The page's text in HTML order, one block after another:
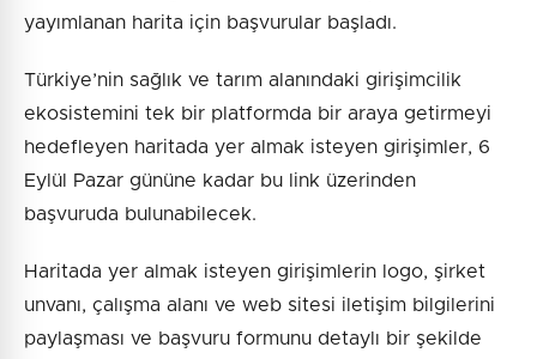
yayımlanan harita için başvurular başladı.
Türkiye’nin sağlık ve tarım alanındaki girişimcilik
ekosistemini tek bir platformda bir araya getirmeyi
hedefleyen haritada yer almak isteyen girişimler, 6
Eylül Pazar gününe kadar bu link üzerinden
başvuruda bulunabilecek.
Haritada yer almak isteyen girişimlerin logo, şirket
unvanı, çalışma alanı ve web sitesi iletişim bilgilerini
paylaşması ve başvuru formunu detaylı bir şekilde